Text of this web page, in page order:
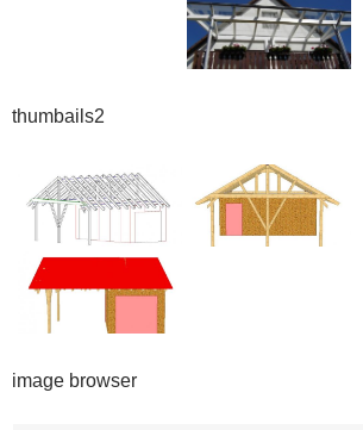
thumbails2
image browser